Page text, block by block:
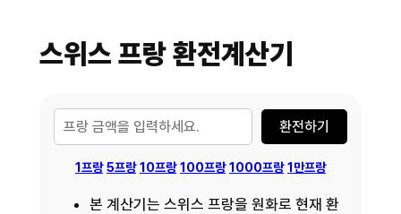
스위스 프랑 환전계산기
1프랑 5프랑 10프랑 100프랑 1000프랑 1만프랑
본 계산기는 스위스 프랑을 원화로 현재 환